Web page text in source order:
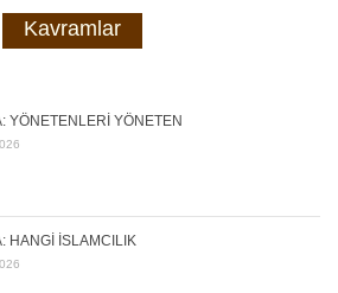
Kavramlar
YÖNETENLERİ YÖNETEN
HANGİ İSLAMCILIK